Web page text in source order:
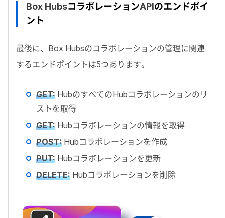
Box HubsコラボレーションAPIのエンドポイ
ント
最後に、 Box Hubsのコラボレーションの管理に関連
するエンドポイントは5つあります。
GET: HubのすべてのHubコラボレーションのリ
ストを取得
GET: Hubコラボレーションの情報を取得
POST: Hubコラボレーションを作成
PUT: Hubコラボレーションを更新
DELETE: Hubコラボレーションを削除